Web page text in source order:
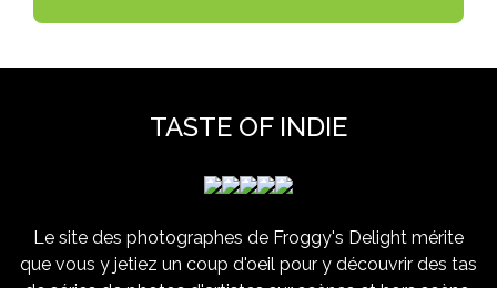
TASTE OF INDIE
Le site des photographes de Froggy's Delight mérite
que vous y jetiez un coup d'oeil pour y découvrir des tas